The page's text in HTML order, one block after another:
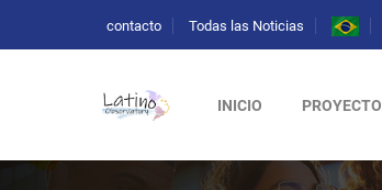
contacto Todas las Noticias
INICIO PROYECTO